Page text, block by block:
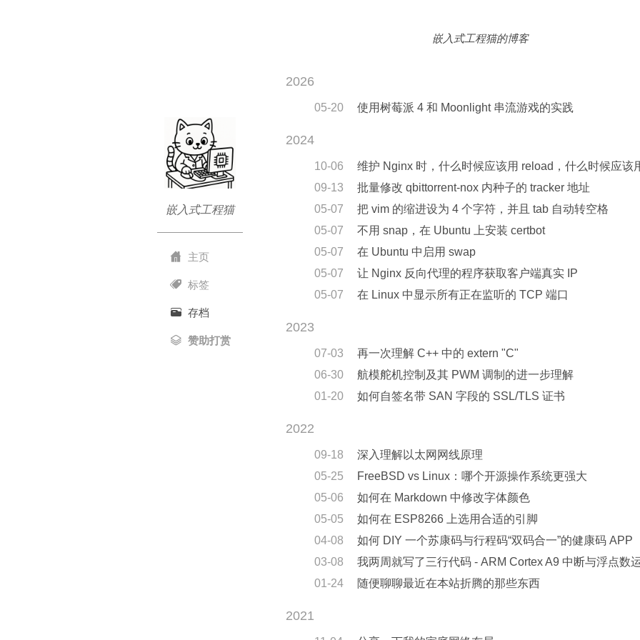
嵌入式工程猫的博客
嵌入式工程猫
主页
标签
存档
赞助打赏
2026
05-20 使用树莓派 4 和 Moonlight 串流游戏的实践
2024
10-06
维护 Nginx 时，什么时候应该用 reload，什么时候应该
09-13
批量修改 qbittorrent-nox 内种子的 tracker 地址
05-07
把 vim 的缩进设为 4 个字符，并且 tab 自动转空格
05-07
不用 snap，在 Ubuntu 上安装 certbot
05-07
在 Ubuntu 中启用 swap
05-07
让 Nginx 反向代理的程序获取客户端真实 IP
05-07
在 Linux 中显示所有正在监听的 TCP 端口
2023
07-03
再一次理解 C++ 中的 extern "C"
06-30
航模舵机控制及其 PWM 调制的进一步理解
01-20
如何自签名带 SAN 字段的 SSL/TLS 证书
2022
09-18
深入理解以太网网线原理
05-25
FreeBSD vs Linux：哪个开源操作系统更强大
05-06
如何在 Markdown 中修改字体颜色
05-05
如何在 ESP8266 上选用合适的引脚
04-08
如何 DIY 一个苏康码与行程码“双码合一”的健康码 APP
03-08
我两周就写了三行代码 - ARM Cortex A9 中断与浮点数
01-24
随便聊聊最近在本站折腾的那些东西
2021